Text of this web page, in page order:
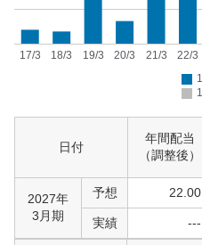
日付
年間配当
（調整後）
2027年
3月期
予想 22.00
実績 ---